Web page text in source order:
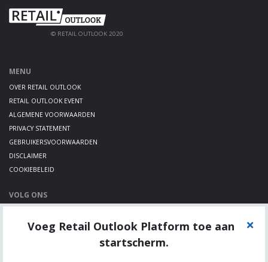
© RETAIL OUTLOOK 2020
MENU
OVER RETAIL OUTLOOK
RETAIL OUTLOOK EVENT
ALGEMENE VOORWAARDEN
PRIVACY STATEMENT
GEBRUIKERSVOORWAARDEN
DISCLAIMER
COOKIEBELEID
VOLG ONS
TWITTER
Voeg Retail Outlook Platform toe aan
startscherm.